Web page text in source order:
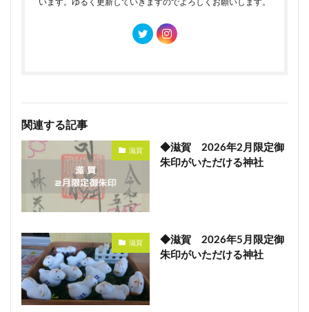
います。ゆるく更新していきますのでよろしくお願いします。
関連する記事
滋賀
◆滋賀 2026年2月限定御
朱印がいただける神社
滋賀
◆滋賀 2026年5月限定御
朱印がいただける神社